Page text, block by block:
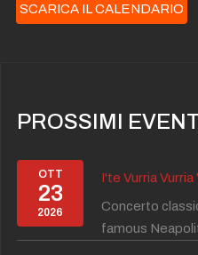
SCARICA IL CALENDARIO
PROSSIMI
OTT
23
2026
I'te Vurria Vurria
Concerto
famous